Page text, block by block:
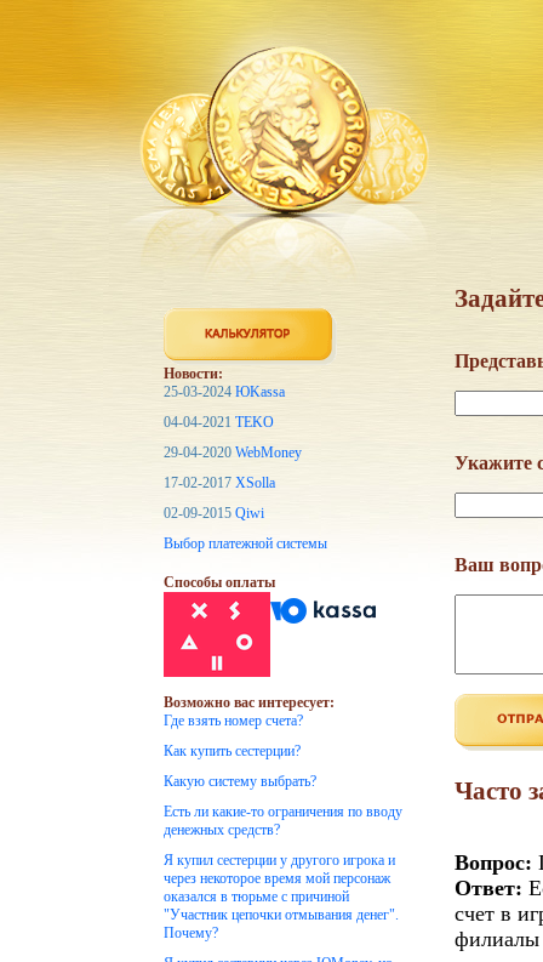
Укажите
Ваш
Часто
Вопрос:
Ответ:
счет в
филиалы
Новости:
25-03-2024 ЮKassa
04-04-2021 TEKO
29-04-2020 WebMoney
17-02-2017 XSolla
02-09-2015 Qiwi
Выбор платежной системы
Способы оплаты
Возможно вас интересует:
Где взять номер счета?
Как купить сестерции?
Какую систему выбрать?
Есть ли какие-то ограничения по вводу
денежных средств?
Я купил сестерции у другого игрока и
через некоторое время мой персонаж
оказался в тюрьме с причиной
"Участник цепочки отмывания денег".
Почему?